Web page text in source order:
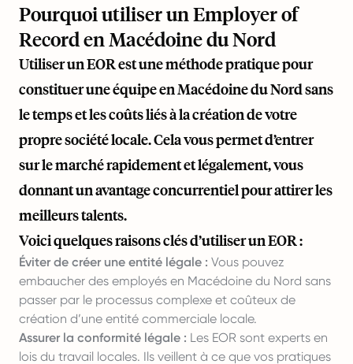
Pourquoi utiliser un Employer of
Record en Macédoine du Nord
Utiliser un EOR est une méthode pratique pour
constituer une équipe en Macédoine du Nord sans
le temps et les coûts liés à la création de votre
propre société locale. Cela vous permet d’entrer
sur le marché rapidement et légalement, vous
donnant un avantage concurrentiel pour attirer les
meilleurs talents.
Voici quelques raisons clés d’utiliser un EOR :
Éviter de créer une entité légale : Vous pouvez
embaucher des employés en Macédoine du Nord sans
passer par le processus complexe et coûteux de
création d’une entité commerciale locale.
Assurer la conformité légale : Les EOR sont experts en
lois du travail locales. Ils veillent à ce que vos pratiques